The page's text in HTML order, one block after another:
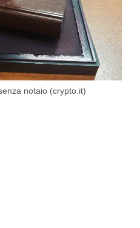
notaio (crypto.it)